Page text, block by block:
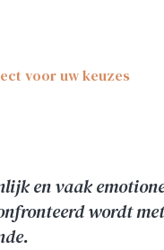
voor uw keuzes
en vaak
wordt